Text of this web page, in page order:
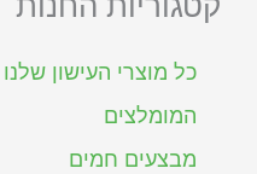
כל מוצרי העישון שלנו
המומלצים
מבצעים חמים